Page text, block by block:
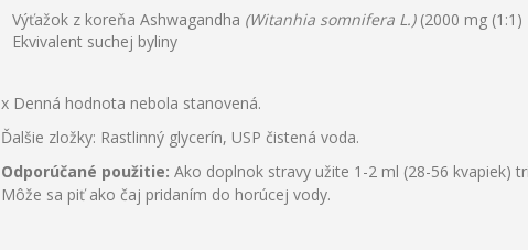
Výťažok z koreňa Ashwagandha (Witanhia somnifera L.) (2000 mg (1:1)
Ekvivalent suchej byliny
x Denná hodnota nebola stanovená.
Ďalšie zložky: Rastlinný glycerín, USP čistená voda.
Odporúčané použitie: Ako doplnok stravy užite 1-2 ml (28-56 kvapiek)
Môže sa piť ako čaj pridaním do horúcej vody.